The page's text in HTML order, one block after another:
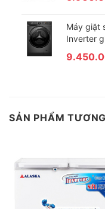
Máy giặt
Inverter
SẢN PHẨM